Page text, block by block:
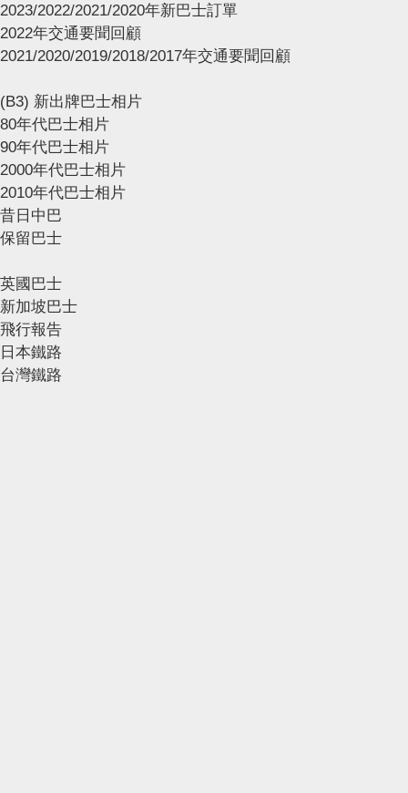
2023/2022/2021/2020年新巴士訂單
2022年交通要聞回顧
2021/2020/2019/2018/2017年交通要聞回顧
(B3) 新出牌巴士相片
80年代巴士相片
90年代巴士相片
2000年代巴士相片
2010年代巴士相片
昔日中巴
保留巴士
英國巴士
新加坡巴士
飛行報告
日本鐵路
台灣鐵路